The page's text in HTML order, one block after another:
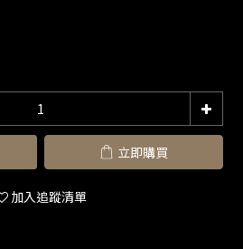
立即購買
加入追蹤清單